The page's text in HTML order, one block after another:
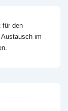
für den
im